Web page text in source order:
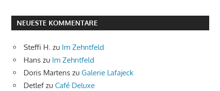
NEUESTE KOMMENTARE
Steffi H. zu Im Zehntfeld
Hans zu Im Zehntfeld
Doris Martens zu Galerie Lafajeck
Detlefzu Café Deluxe